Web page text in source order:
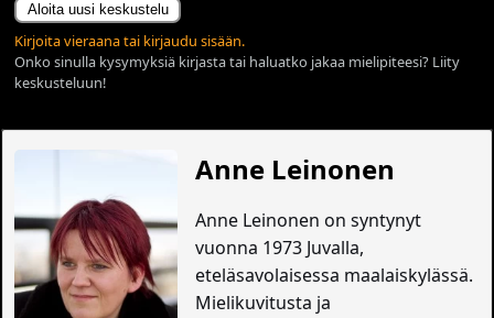
Aloita uusi keskustelu
Kirjoita vieraana tai kirjaudu sisään.
Onko sinulla kysymyksiä kirjasta tai haluatko jakaa mielipiteesi? Liity
keskusteluun!
Anne Leinonen
Anne Leinonen on syntynyt
vuonna 1973 Juvalla,
eteläsavolaisessa maalaiskylässä.
Mielikuvitusta ja